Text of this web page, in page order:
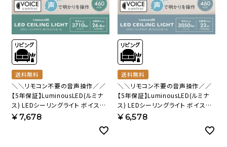
送料無料
＼＼リモコン不要の音声操作／／
【5年保証】LuminousLED(ルミナ
ス) LEDシーリングライト ボイスコ
ントロール ～8畳用 音声操作 調光
¥7,678
送料無料
＼＼リモコン不要の音声操作／／
【5年保証】LuminousLED(ルミナ
ス) LEDシーリングライト ボイスコ
ントロール ～6畳用 音声操作 調光
¥6,578